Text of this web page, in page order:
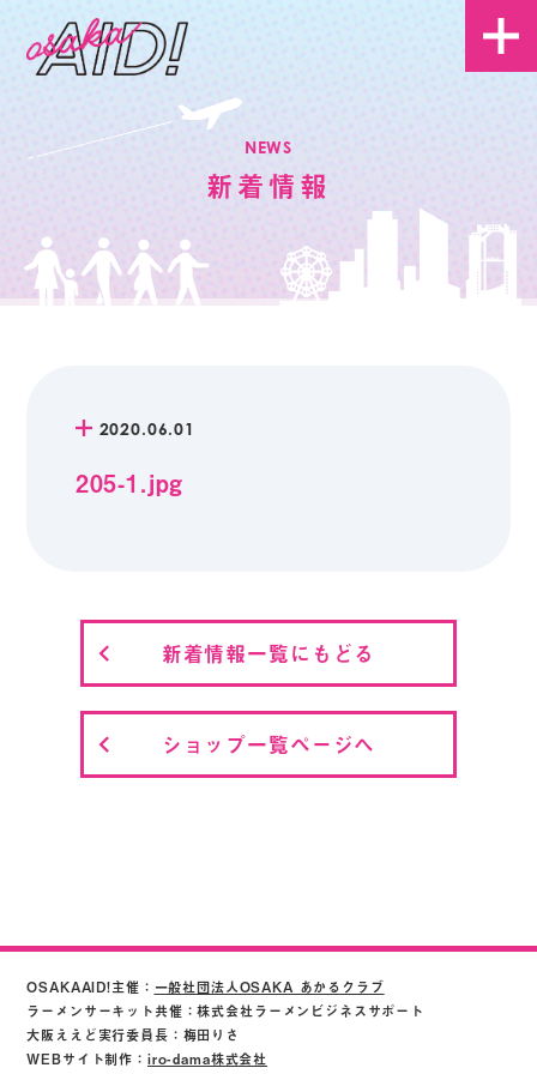
NEWS
新着情報
2020.06.01
205-1.jpg
新着情報一覧にもどる
ショップ一覧ページへ
OSAKAAID!主催： 一般社団法人OSAKA あかるクラブ
ラーメンサーキット共催：株式会社ラーメンビジネスサポート
大阪ええど実行委員長：梅田りさ
WEBサイト制作： iro-dama株式会社